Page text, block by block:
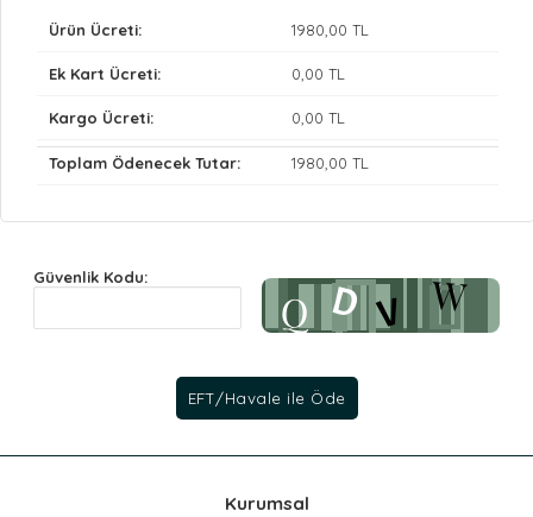
Ürün Ücreti: 1980 ,00 TL
Ek Kart Ücreti: 0 ,00 TL
Kargo Ücreti: 0 ,00 TL
Toplam Ödenecek Tutar: 1980 ,00 TL
Güvenlik Kodu:
Kurumsal